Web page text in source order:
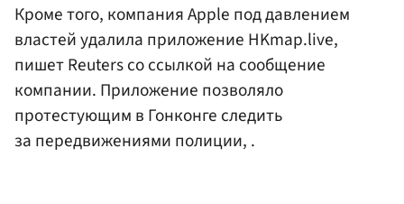
Кроме того, компания Apple под давлением
властей удалила приложение HKmap.live,
пишет Reuters со ссылкой на сообщение
компании. Приложение позволяло
протестующим в Гонконге следить
за передвижениями полиции, .